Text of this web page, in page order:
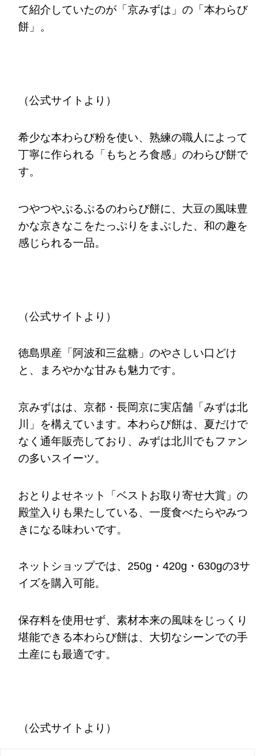
て紹介していたのが「京みずは」の「本わらび
餅」。
（公式サイトより）
希少な本わらび粉を使い、熟練の職人によって
丁寧に作られる「もちとろ食感」のわらび餅で
す。
つやつやぷるぷるのわらび餅に、大豆の風味豊
かな京きなこをたっぷりをまぶした、和の趣を
感じられる一品。
（公式サイトより）
徳島県産「阿波和三盆糖」のやさしい口どけ
と、まろやかな甘みも魅力です。
京みずはは、京都・長岡京に実店舗「みずは北
川」を構えています。本わらび餅は、夏だけで
なく通年販売しており、みずは北川でもファン
の多いスイーツ。
おとりよせネット「ベストお取り寄せ大賞」の
殿堂入りも果たしている、一度食べたらやみつ
きになる味わいです。
ネットショップでは、250g・420g・630gの3サ
イズを購入可能。
保存料を使用せず、素材本来の風味をじっくり
堪能できる本わらび餅は、大切なシーンでの手
土産にも最適です。
（公式サイトより）